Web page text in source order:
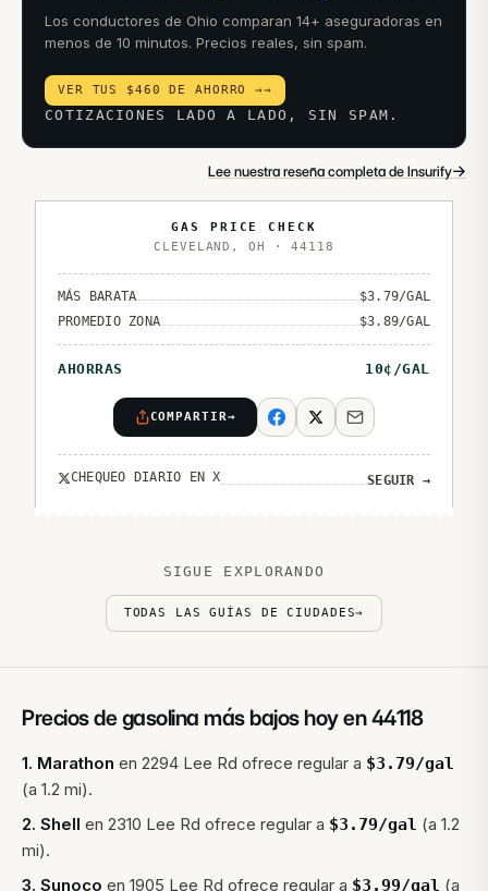
Los conductores de Ohio comparan 14+ aseguradoras en
menos de 10 minutos. Precios reales, sin spam.
VER TUS $460 DE AHORRO →→
COTIZACIONES LADO A LADO, SIN SPAM.
Lee nuestra reseña completa de Insurify→
GAS PRICE CHECK
CLEVELAND , OH ·44118
MÁS BARATA $3.79/GAL
PROMEDIO ZONA
$3.89/GAL
AHORRAS 10¢/GAL
COMPARTIR→
CHEQUEO DIARIO EN X SEGUIR →
SIGUE EXPLORANDO
TODAS LAS GUÍAS DE CIUDADES→
Precios de gasolina más bajos hoy en44118
1. Marathon en 2294 Lee Rd ofrece regular a $3.79/gal
(a 1.2 mi).
2. Shell en 2310 Lee Rd ofrece regular a $3.79/gal (a 1.2
mi).
3. Sunoco en 1905 Lee Rd ofrece regular a $3.99/gal (a